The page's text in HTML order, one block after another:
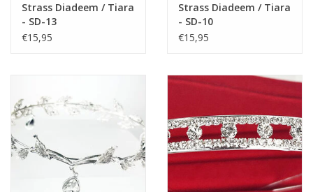
Strass Diadeem / Tiara
- SD-13
€15,95
Strass Diadeem / Tiara
- SD-10
€15,95